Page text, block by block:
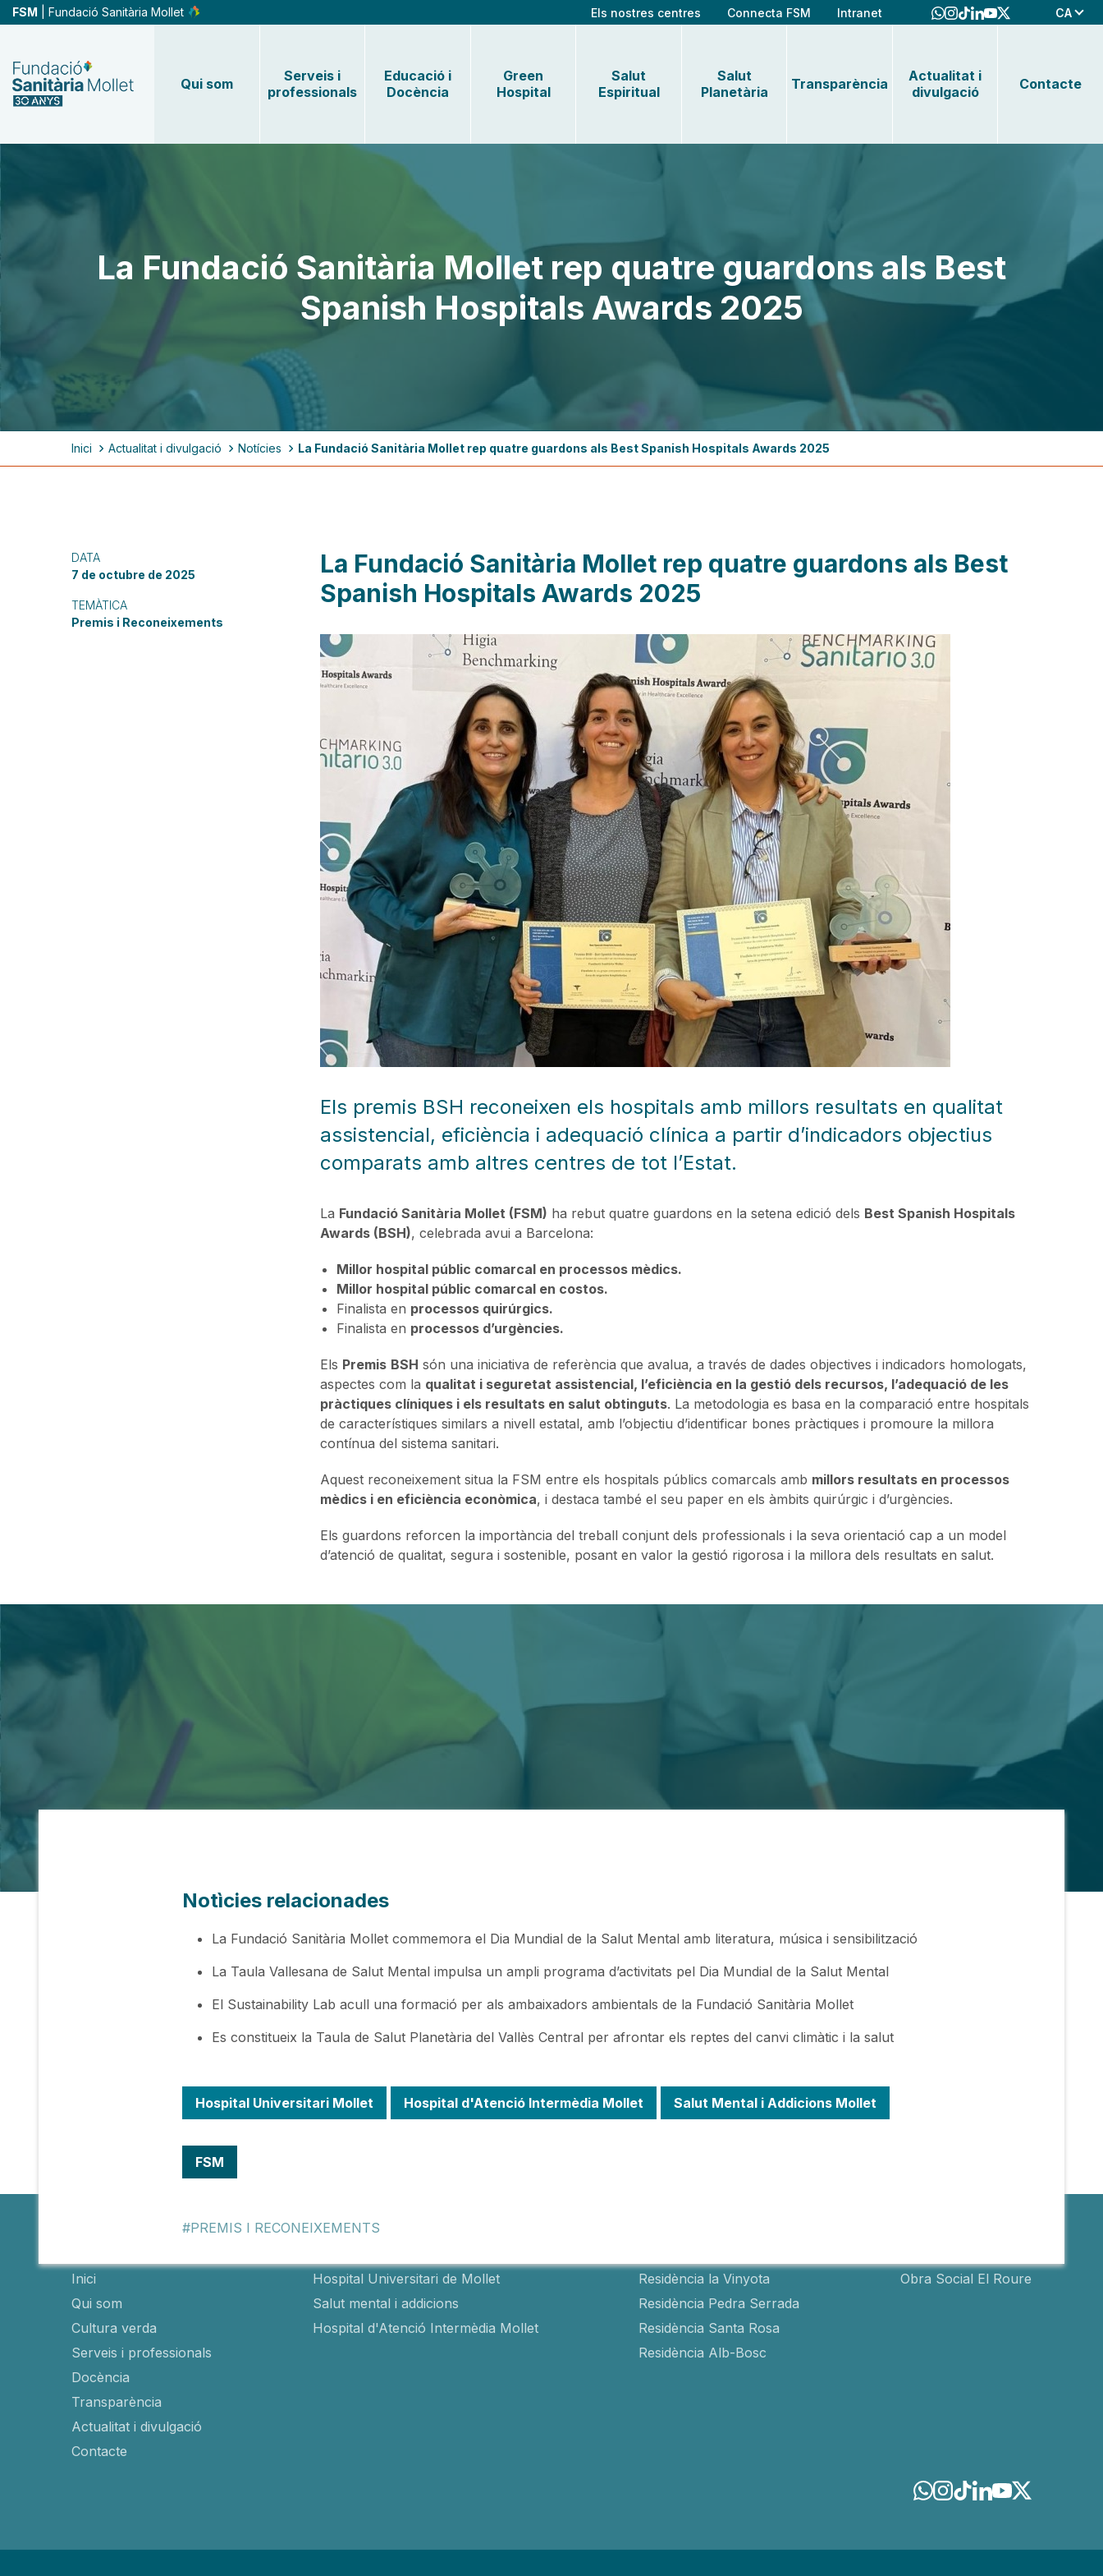
Vés
al
FSM | Fundació Sanitària Mollet Els nostres centres Connecta FSM Intranet CA
Qui som
Serveis i
professionals
Educació i
Docència
Green
Hospital
Salut
Espiritual
Salut
Planetària
Transparència
Actualitat i
divulgació
Contacte
La Fundació Sanitària Mollet rep quatre guardons als Best
Spanish Hospitals Awards 2025
d'ariadna
Inici Actualitat i divulgació Notícies La Fundació Sanitària Mollet rep quatre guardons als Best Spanish Hospitals Awards 2025
DATA
7 de octubre de 2025
TEMÀTICA
Premis i Reconeixements
La Fundació Sanitària Mollet rep quatre guardons als Best
Spanish Hospitals Awards 2025
Els premis BSH reconeixen els hospitals amb millors resultats en qualitat
assistencial, eficiència i adequació clínica a partir d’indicadors objectius
comparats amb altres centres de tot l’Estat.
La Fundació Sanitària Mollet (FSM) ha rebut quatre guardons en la setena edició dels Best Spanish Hospitals
Awards (BSH), celebrada avui a Barcelona:
Millor hospital públic comarcal en processos mèdics.
Millor hospital públic comarcal en costos.
Finalista en processos quirúrgics.
Finalista en processos d’urgències.
Els Premis BSH són una iniciativa de referència que avalua, a través de dades objectives i indicadors homologats,
aspectes com la qualitat i seguretat assistencial, l’eficiència en la gestió dels recursos, l’adequació de les
pràctiques clíniques i els resultats en salut obtinguts. La metodologia es basa en la comparació entre hospitals
de característiques similars a nivell estatal, amb l’objectiu d’identificar bones pràctiques i promoure la millora
contínua del sistema sanitari.
Aquest reconeixement situa la FSM entre els hospitals públics comarcals amb millors resultats en processos
mèdics i en eficiència econòmica, i destaca també el seu paper en els àmbits quirúrgic i d’urgències.
Els guardons reforcen la importància del treball conjunt dels professionals i la seva orientació cap a un model
d’atenció de qualitat, segura i sostenible, posant en valor la gestió rigorosa i la millora dels resultats en salut.
Notìcies relacionades
La Fundació Sanitària Mollet commemora el Dia Mundial de la Salut Mental amb literatura, música i sensibilització
La Taula Vallesana de Salut Mental impulsa un ampli programa d’activitats pel Dia Mundial de la Salut Mental
El Sustainability Lab acull una formació per als ambaixadors ambientals de la Fundació Sanitària Mollet
Es constitueix la Taula de Salut Planetària del Vallès Central per afrontar els reptes del canvi climàtic i la salut
Hospital Universitari Mollet Hospital d'Atenció Intermèdia Mollet Salut Mental i Addicions Mollet
FSM
PREMIS I RECONEIXEMENTS
Inici
Qui som
Cultura verda
Serveis i professionals
Docència
Transparència
Actualitat i divulgació
Contacte
Hospitals
Hospital Universitari de Mollet
Salut mental i addicions
Hospital d'Atenció Intermèdia Mollet
Residència la Vinyota
Residència Pedra Serrada
Residència Santa Rosa
Residència Alb-Bosc
Obra Social El Roure